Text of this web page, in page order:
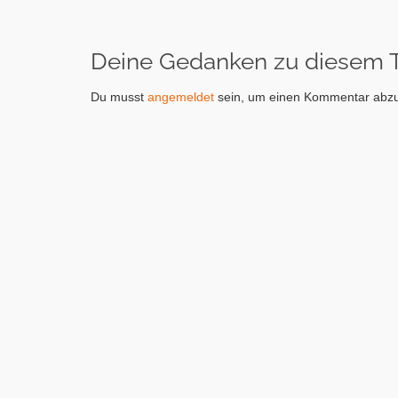
Deine Gedanken zu diesem
Du musst angemeldet sein, um einen Kommentar